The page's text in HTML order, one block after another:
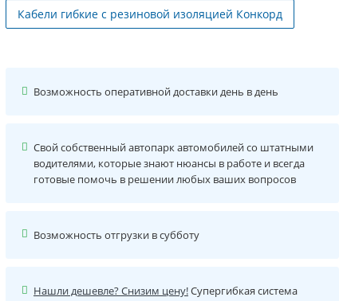
Кабели гибкие с резиновой изоляцией Конкорд
Возможность оперативной доставки день в день
Свой собственный автопарк автомобилей со штатными
водителями, которые знают нюансы в работе и всегда
готовые помочь в решении любых ваших вопросов
Возможность отгрузки в субботу
Нашли дешевле? Снизим цену!Супергибкая система